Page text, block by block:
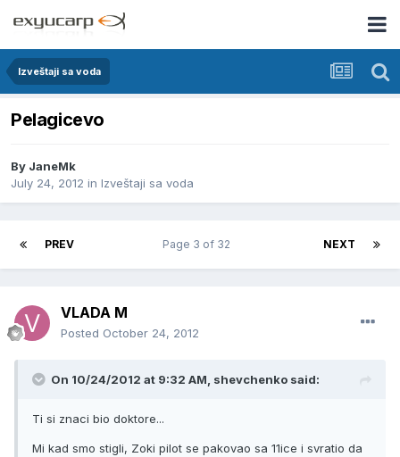
Izveštaji sa voda
Pelagicevo
By JaneMk
July 24, 2012 in Izveštaji sa voda
PREV NEXT
Page 3 of 32
VLADA M
Posted October 24, 2012
On 10/24/2012 at 9:32 AM, shevchenko said:
Ti si znaci bio doktore...
Mi kad smo stigli, Zoki pilot se pakovao sa 11ice i svratio da